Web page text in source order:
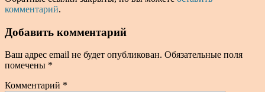
комментарий.
Добавить комментарий
Ваш адрес email не будет опубликован. Обязательные поля
помечены *
Комментарий *